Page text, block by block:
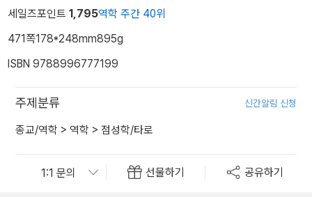
세일즈포인트 1,795역학 주간 40위
471쪽178*248mm895g
ISBN 9788996777199
주제분류 신간알림 신청
종교/역학 > 역학 > 점성학/타로
선물하기 공유하기